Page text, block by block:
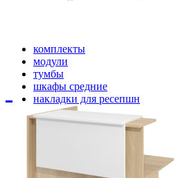
комплекты
модули
тумбы
шкафы средние
накладки для ресепшн
разное